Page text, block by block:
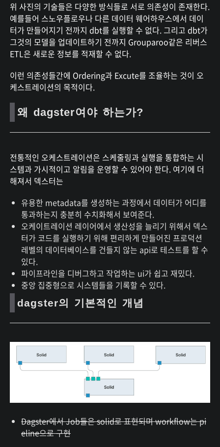
위 사진의 기술들은 다양한 방식들로 서로 의존성이 존재한다.
예를들어 스노우플로우나 다른 데이터 웨어하우스에서 데이
터가 만들어지기 전까지 dbt를 실행할 수 없다. 그리고 dbt가
그것의 모델을 업데이트하기 전까지 Grouparoo같은 리버스
ETL은 새로운 정보를 적재할 수 없다.
이런 의존성들간에 Ordering과 Excute를 조율하는 것이 오
케스트레이션의 목적이다.
왜 dagster여야 하는가?
전통적인 오케스트레이션은 스케줄링과 실행을 통합하는 시
스템과 가시적이고 알림을 운영할 수 있어야 한다. 여기에 더
해져서 덱스터는
유용한 metadata를 생성하는 과정에서 데이터가 어디를
통과하는지 충분히 수치화해서 보여준다.
오케이트레이션 레이어에서 생산성을 늘리기 위해서 덱스
터가 코드를 실행하기 위해 편리하게 만들어진 프로덕션
레벨의 데이터베이스를 건들지 않는 api로 테스트를 할 수
있다.
파이프라인을 디버그하고 작업하는 ui가 쉽고 재밌다.
중앙 집중형으로 시스템들을 기록할 수 있다.
dagster의 기본적인 개념
Dagster에서 Job들은 solid로 표현되며 workflow는 pi
eline으로 구현